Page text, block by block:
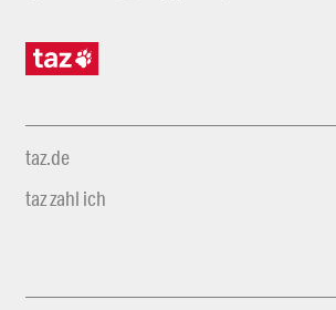
taz.de
taz zahl ich